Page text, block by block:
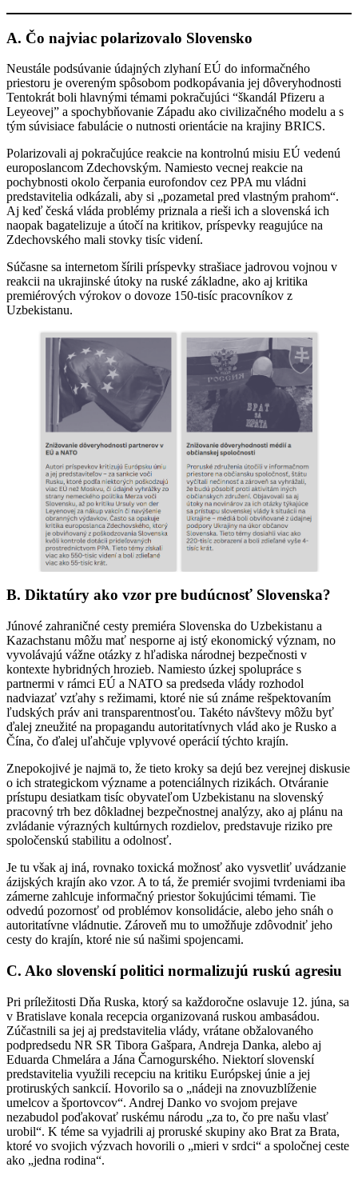
A. Čo najviac polarizovalo Slovensko
Neustále podsúvanie údajných zlyhaní EÚ do informačného
priestoru je overeným spôsobom podkopávania jej dôveryhodnosti
Tentokrát boli hlavnými témami pokračujúci “škandál Pfizeru a
Leyeovej” a spochybňovanie Západu ako civilizačného modelu a s
tým súvisiace fabulácie o nutnosti orientácie na krajiny BRICS.
Polarizovali aj pokračujúce reakcie na kontrolnú misiu EÚ vedenú
europoslancom Zdechovským. Namiesto vecnej reakcie na
pochybnosti okolo čerpania eurofondov cez PPA mu vládni
predstavitelia odkázali, aby si „pozametal pred vlastným prahom“.
Aj keď česká vláda problémy priznala a rieši ich a slovenská ich
naopak bagatelizuje a útočí na kritikov, príspevky reagujúce na
Zdechovského mali stovky tisíc videní.
Súčasne sa internetom šírili príspevky strašiace jadrovou vojnou v
reakcii na ukrajinské útoky na ruské základne, ako aj kritika
premiérových výrokov o dovoze 150-tisíc pracovníkov z
Uzbekistanu.
B. Diktatúry ako vzor pre budúcnosť Slovenska?
Júnové zahraničné cesty premiéra Slovenska do Uzbekistanu a
Kazachstanu môžu mať nesporne aj istý ekonomický význam, no
vyvolávajú vážne otázky z hľadiska národnej bezpečnosti v
kontexte hybridných hrozieb. Namiesto úzkej spolupráce s
partnermi v rámci EÚ a NATO sa predseda vlády rozhodol
nadviazať vzťahy s režimami, ktoré nie sú známe rešpektovaním
ľudských práv ani transparentnosťou. Takéto návštevy môžu byť
ďalej zneužité na propagandu autoritatívnych vlád ako je Rusko a
Čína, čo ďalej uľahčuje vplyvové operácií týchto krajín.
Znepokojivé je najmä to, že tieto kroky sa dejú bez verejnej diskusie
o ich strategickom význame a potenciálnych rizikách. Otváranie
prístupu desiatkam tisíc obyvateľom Uzbekistanu na slovenský
pracovný trh bez dôkladnej bezpečnostnej analýzy, ako aj plánu na
zvládanie výrazných kultúrnych rozdielov, predstavuje riziko pre
spoločenskú stabilitu a odolnosť.
Je tu však aj iná, rovnako toxická možnosť ako vysvetliť uvádzanie
ázijských krajín ako vzor. A to tá, že premiér svojimi tvrdeniami iba
zámerne zahlcuje informačný priestor šokujúcimi témami. Tie
odvedú pozornosť od problémov konsolidácie, alebo jeho snáh o
autoritatívne vládnutie. Zároveň mu to umožňuje zdôvodniť jeho
cesty do krajín, ktoré nie sú našimi spojencami.
C. Ako slovenskí politici normalizujú ruskú agresiu
Pri príležitosti Dňa Ruska, ktorý sa každoročne oslavuje 12. júna, sa
v Bratislave konala recepcia organizovaná ruskou ambasádou.
Zúčastnili sa jej aj predstavitelia vlády, vrátane obžalovaného
podpredsedu NR SR Tibora Gašpara, Andreja Danka, alebo aj
Eduarda Chmelára a Jána Čarnogurského. Niektorí slovenskí
predstavitelia využili recepciu na kritiku Európskej únie a jej
protiruských sankcií. Hovorilo sa o „nádeji na znovuzblíženie
umelcov a športovcov“. Andrej Danko vo svojom prejave
nezabudol poďakovať ruskému národu „za to, čo pre našu vlasť
urobil“. K téme sa vyjadrili aj proruské skupiny ako Brat za Brata,
ktoré vo svojich výzvach hovorili o „mieri v srdci“ a spoločnej ceste
ako „jedna rodina“.